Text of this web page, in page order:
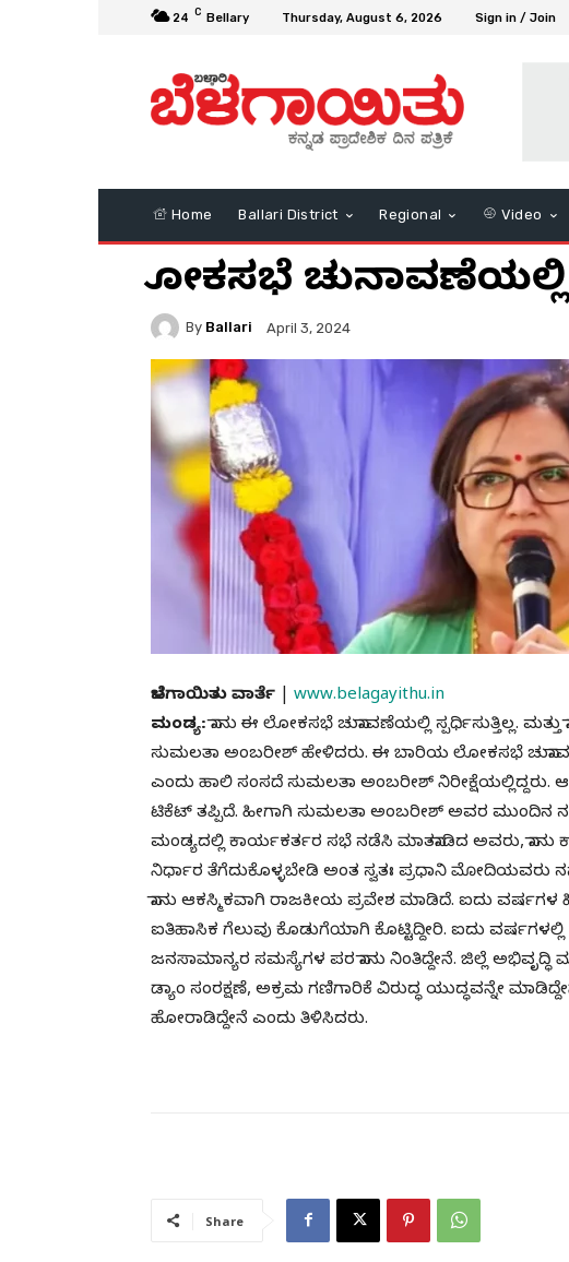
24 C Bellary Thursday, August 6, 2026 Sign in / Join
Home Ballari District Regional Video
ಲೋಕಸಭೆ ಚುನಾವಣೆಯಲ್ಲಿ
By Ballari April 3, 2024
ಬೆಳಗಾಯಿತು ವಾರ್ತೆ
www.belagayithu.in
ಮಂಡ್ಯ:ನಾನು ಈ ಲೋಕಸಭೆ ಚುನಾವಣೆಯಲ್ಲಿ ಸ್ಪರ್ಧಿಸುತ್ತಿಲ್ಲ.
ಸುಮಲತಾ ಅಂಬರೀಶ್ ಹೇಳಿದರು. ಈ ಬಾರಿಯ ಲೋಕಸಭೆ
ಎಂದು ಹಾಲಿ ಸಂಸದೆ ಸುಮಲತಾ ಅಂಬರೀಶ್​
ಟಿಕೆಟ್​ ತಪ್ಪಿದೆ. ಹೀಗಾಗಿ ಸುಮಲತಾ ಅಂಬರೀಶ್​ ಅವರ ಮುಂದಿನ ನಡೆ
ಮಂಡ್ಯದಲ್ಲಿ ಕಾರ್ಯಕರ್ತರ ಸಭೆ ನಡೆಸಿ ಮಾತನಾಡಿದ ಅವರು, ನಾನು
ನಿರ್ಧಾರ ತೆಗೆದುಕೊಳ್ಳಬೇಡಿ ಅಂತ ಸ್ವತಃ ಪ್ರಧಾನಿ ಮೋದಿಯವರು
ನಾನು ಆಕಸ್ಮಿಕವಾಗಿ ರಾಜಕೀಯ ಪ್ರವೇಶ ಮಾಡಿದೆ. ಐದು ವರ್ಷಗಳ
ಐತಿಹಾಸಿಕ ಗೆಲುವು ಕೊಡುಗೆಯಾಗಿ ಕೊಟ್ಟಿದ್ದೀರಿ. ಐದು
ಜನಸಾಮಾನ್ಯರ ಸಮಸ್ಯೆಗಳ ಪರ ನಾನು ನಿಂತಿದ್ದೇನೆ. ಜಿಲ್ಲೆ ಅಭಿವೃದ್ಧಿ
ಡ್ಯಾಂ ಸಂರಕ್ಷಣೆ, ಅಕ್ರಮ ಗಣಿಗಾರಿಕೆ ವಿರುದ್ಧ ಯುದ್ಧವನ್ನೇ
ಹೋರಾಡಿದ್ದೇನೆ ಎಂದು ತಿಳಿಸಿದರು.
Share